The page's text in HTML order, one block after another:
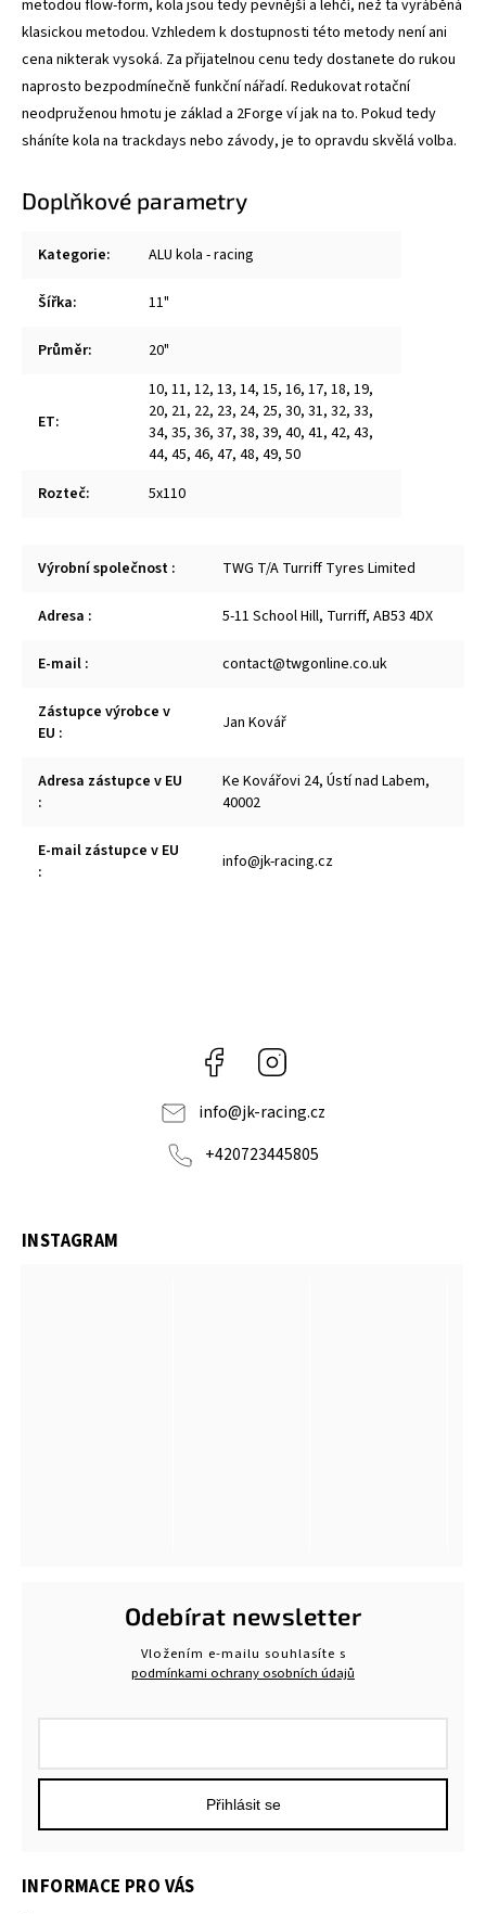
metodou flow-form, kola jsou tedy pevnější a lehčí, než ta vyráběná
klasickou metodou. Vzhledem k dostupnosti této metody není ani
cena nikterak vysoká. Za přijatelnou cenu tedy dostanete do rukou
naprosto bezpodmínečně funkční nářadí. Redukovat rotační
neodpruženou hmotu je základ a 2Forge ví jak na to. Pokud tedy
sháníte kola na trackdays nebo závody, je to opravdu skvělá volba.
Doplňkové parametry
Kategorie: ALU kola - racing
Šířka: 11"
Průměr: 20"
ET:
10, 11, 12, 13, 14, 15, 16, 17, 18, 19,
20, 21, 22, 23, 24, 25, 30, 31, 32, 33,
34, 35, 36, 37, 38, 39, 40, 41, 42, 43,
44, 45, 46, 47, 48, 49, 50
Rozteč: 5x110
Výrobní společnost : TWG T/A Turriff Tyres Limited
Adresa : 5-11 School Hill, Turriff, AB53 4DX
E-mail : contact@twgonline.co.uk
Zástupce výrobce v
EU : Jan Kovář
Adresa zástupce v EU
:
Ke Kovářovi 24, Ústí nad Labem,
40002
E-mail zástupce v EU
:
info@jk-racing.cz
Facebook
info@jk-racing.cz
+420723445805
INSTAGRAM
INFORMACE PRO VÁS
Odebírat newsletter
Vložením e-mailu souhlasíte s
podmínkami ochrany osobních údajů
Přihlásit se